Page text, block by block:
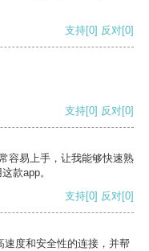
支持[0] 反对[0]
支持[0] 反对[0]
容易上手，让我能够快速熟
款app。
支持[0] 反对[0]
度和安全性的连接，并帮